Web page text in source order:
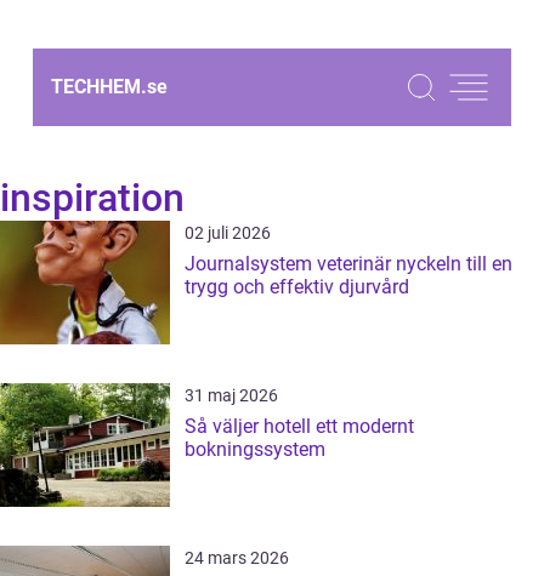
TECHHEM.se
inspiration
02 juli 2026
Journalsystem veterinär nyckeln till en
trygg och effektiv djurvård
31 maj 2026
Så väljer hotell ett modernt
bokningssystem
24 mars 2026